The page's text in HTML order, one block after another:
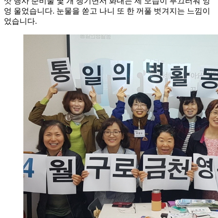
엉 울었습니다. 눈물을 쏟고 나니 또 한 꺼풀 벗겨지는 느낌이
었습니다.